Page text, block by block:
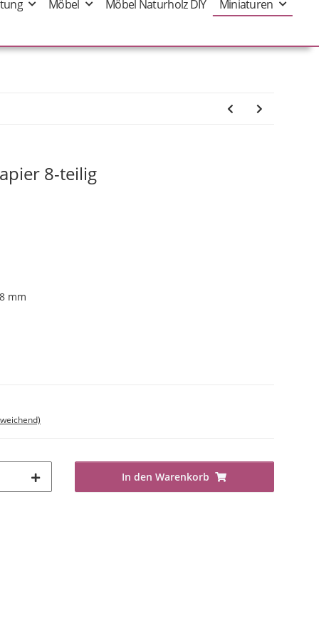
Möbel Möbel Naturholz DIY Miniaturen
8-teilig
mm
In den Warenkorb